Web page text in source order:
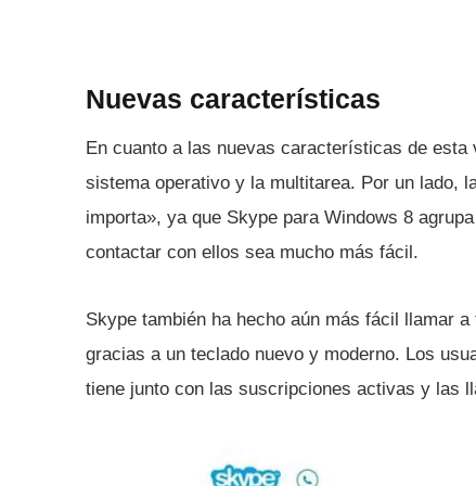
Nuevas caracterí­sticas
En cuanto a las nuevas caracterí­sticas de
sistema operativo y la multitarea. Por un lado,
importa», ya que Skype para Windows 8
contactar con ellos sea mucho más fácil.
Skype también ha hecho aún más fácil llamar
gracias a un teclado nuevo y moderno. Los
tiene junto con las suscripciones activas y las